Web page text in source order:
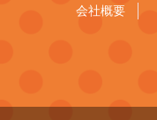
会社概要